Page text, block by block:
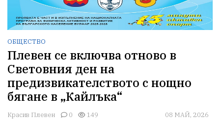
ОБЩЕСТВО
Плевен се включва отново в
Световния ден на
предизвикателството с нощно
бягане в „Кайлъка“
Красив Плевен 0 149 08 МАЙ, 2026